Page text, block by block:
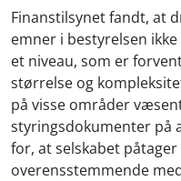
Finanstilsynet fandt, at
emner i bestyrelsen
et niveau, som er
størrelse og
på visse områder
styringsdokumenter på
for, at selskabet
overensstemmende